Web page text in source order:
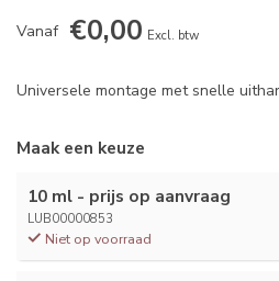
Vanaf €0,00 Excl. btw
Universele montage met snelle
Maak een keuze
10 ml - prijs op aanvraag
LUB00000853
Niet op voorraad